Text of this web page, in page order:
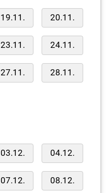
19.11. 20.11.
23.11. 24.11.
27.11. 28.11.
03.12. 04.12.
07.12. 08.12.